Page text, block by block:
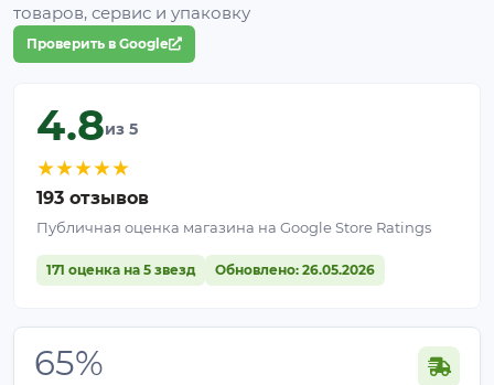
товаров, сервис и упаковку
Проверить в Google
4.8из 5
★★★★★
193 отзывов
Публичная оценка магазина на Google Store Ratings
171 оценка на 5 звезд Обновлено: 26.05.2026
65%